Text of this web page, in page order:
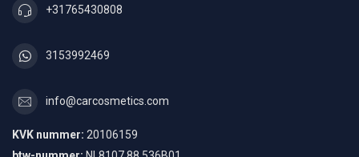
+31765430808
3153992469
info@carcosmetics.com
KVK nummer: 20106159